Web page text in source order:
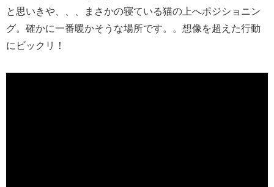
と思いきや、、、まさかの寝ている猫の上へポジショニン
グ。確かに一番暖かそうな場所です。。想像を超えた行動
にビックリ！